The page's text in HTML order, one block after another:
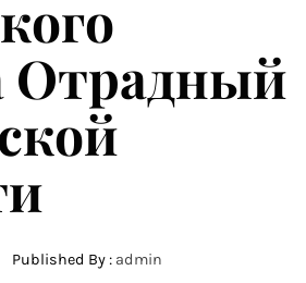
Отрадный
Published By : admin